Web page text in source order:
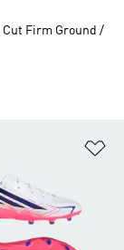
Cut Firm Ground /